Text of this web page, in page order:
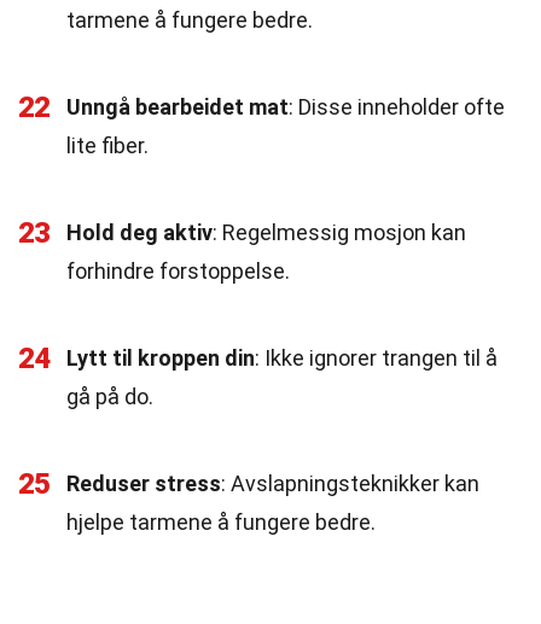
tarmene å fungere bedre.
22 Unngå bearbeidet mat: Disse inneholder ofte
lite fiber.
23 Hold deg aktiv: Regelmessig mosjon kan
forhindre forstoppelse.
24 Lytt til kroppen din: Ikke ignorer trangen til å
gå på do.
25 Reduser stress: Avslapningsteknikker kan
hjelpe tarmene å fungere bedre.